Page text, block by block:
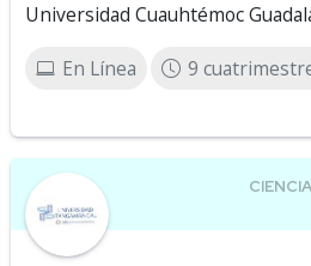
Universidad Cuauhtémoc
En Línea 9